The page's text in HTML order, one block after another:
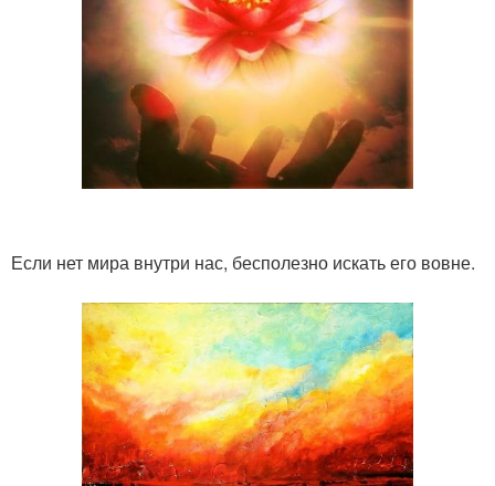
Если нет мира внутри нас, бесполезно искать его вовне.